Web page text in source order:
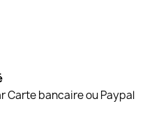
Carte bancaire ou Paypal